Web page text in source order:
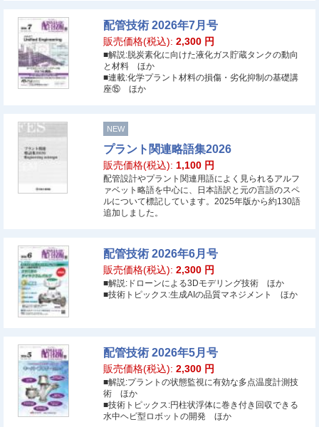
配管技術 2026年7月号
販売価格(税込): 2,300 円
■解説:脱炭素化に向けた液化ガス貯蔵タンクの動向
と材料 ほか
■連載:化学プラント材料の損傷・劣化抑制の基礎講
座⑮ ほか
NEW
プラント関連略語集2026
販売価格(税込): 1,100 円
配管設計やプラント関連用語によく見られるアルフ
ァベット略語を中心に、日本語訳と元の言語のスペ
ルについて標記しています。2025年版から約130語
追加しました。
配管技術 2026年6月号
販売価格(税込): 2,300 円
■解説:ドローンによる3Dモデリング技術 ほか
■技術トピックス:生成AIの品質マネジメント ほか
配管技術 2026年5月号
販売価格(税込): 2,300 円
■解説:プラントの状態監視に有効な多点温度計測技
術 ほか
■技術トピックス:円柱状浮体に巻き付き回収できる
水中ヘビ型ロボットの開発 ほか